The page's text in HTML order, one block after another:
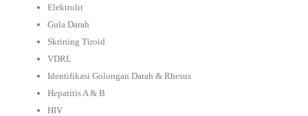
Elektrolit
Gula Darah
Skrining Tiroid
VDRL
Identifikasi Golongan Darah & Rhesus
Hepatitis A & B
HIV